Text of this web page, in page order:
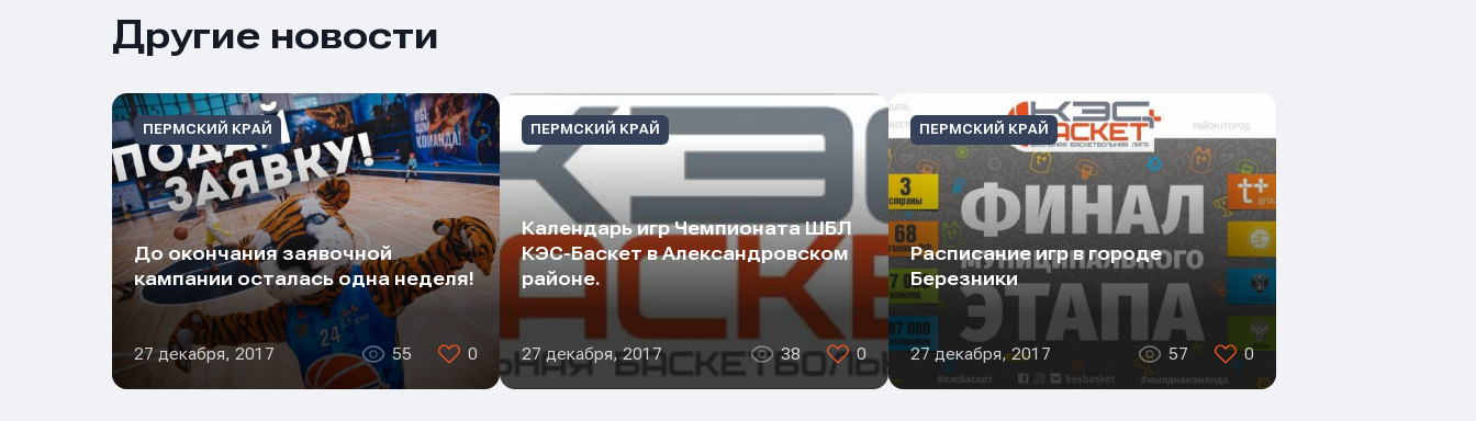
Другие новости
ПЕРМСКИЙ КРАЙ
До окончания заявочной
кампании осталась одна неделя!
27 декабря, 2017 55 0
ПЕРМСКИЙ КРАЙ
Календарь игр Чемпионата ШБЛ
КЭС-Баскет в Александровском
районе.
27 декабря, 2017 38 0
ПЕРМСКИЙ КРАЙ
Расписание игр в городе
Березники
27 декабря, 2017 57 0